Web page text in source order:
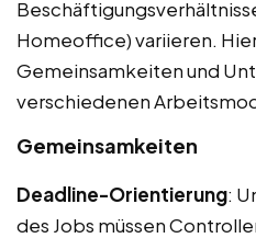
Homeoffice) variieren.
Gemeinsamkeiten und
verschiedenen
Gemeinsamkeiten
Deadline-Orientierung:
des Jobs müssen